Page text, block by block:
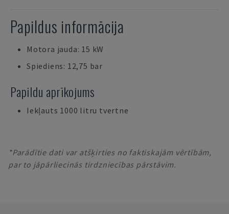
Papildus informācija
Motora jauda: 15 kW
Spiediens: 12,75 bar
Papildu aprīkojums
Iekļauts 1000 litru tvertne
*Parādītie dati var atšķirties no faktiskajām vērtībām,
par to jāpārliecinās tirdzniecības pārstāvim.